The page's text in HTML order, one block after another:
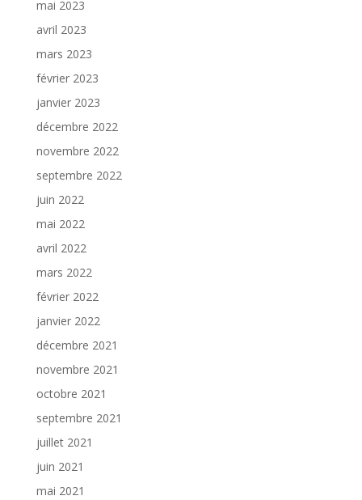
mai 2023
avril 2023
mars 2023
février 2023
janvier 2023
décembre 2022
novembre 2022
septembre 2022
juin 2022
mai 2022
avril 2022
mars 2022
février 2022
janvier 2022
décembre 2021
novembre 2021
octobre 2021
septembre 2021
juillet 2021
juin 2021
mai 2021